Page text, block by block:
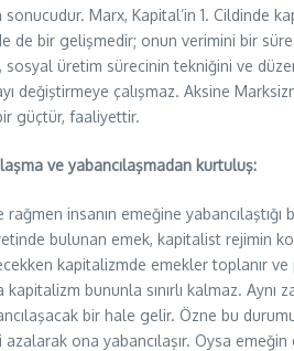
Marx, Kapital’in 1. Cildinde
de bir gelişmedir; onun verimini bir
üretim sürecinin tekniğini ve
değiştirmeye çalışmaz. Aksine
güçtür, faaliyettir.
ve yabancılaşmadan kurtuluş:
insanın emeğine
bulunan emek, kapitalist rejimin
kapitalizmde emekler toplanır
bununla sınırlı kalmaz.
bir hale gelir. Özne bu
azalarak ona yabancılaşır. Oysa